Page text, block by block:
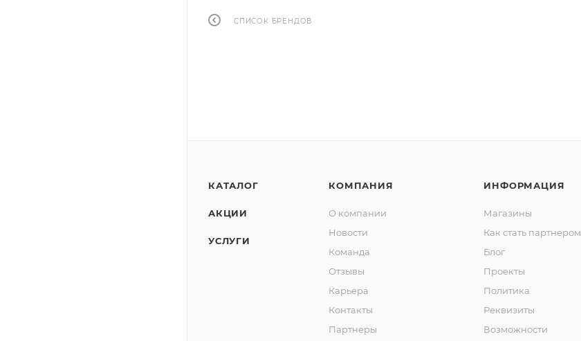
СПИСОК БРЕНДОВ
КАТАЛОГ
АКЦИИ
УСЛУГИ
КОМПАНИЯ
О компании
Новости
Команда
Отзывы
Карьера
Контакты
Партнеры
ИНФОРМАЦИЯ
Магазины
Как стать партнером
Блог
Проекты
Политика
Реквизиты
Возможности